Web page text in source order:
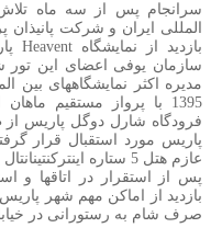
سرانجام پس از سه ماه
المللی ایران و شرکت پانیذان
بازدید از نمایشگاه Heavent
سازمان یوفی اعضای این
1395 با پرواز مستقیم
فرودگاه شارل دوگل پاریس از
پاریس مورد استقبال قرار
عازم هتل 5 ستاره
پس از استقرار در اتاقها و
بازدید از اماکن مهم شهر
صرف شام به رستورانی در